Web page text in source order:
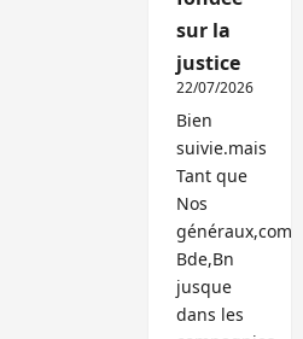
sur la
justice
22/07/2026
Bien
suivie.mais
Tant que
Nos
généraux,com
Bde,Bn
jusque
dans les